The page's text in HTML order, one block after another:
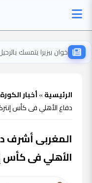
الرئيسية»أخبار الكورة
دفاع الأهلي فى كأس
المغربى أشرف
الأهلي فى كأس